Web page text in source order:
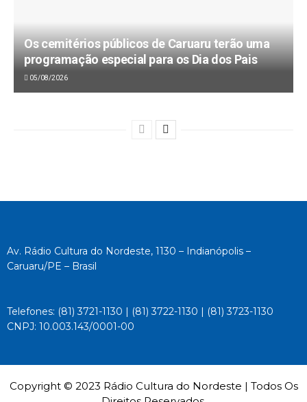
Os cemitérios públicos de Caruaru terão uma
programação especial para os Dia dos Pais
05/08/2026
Av. Rádio Cultura do Nordeste, 1130 – Indianópolis –
Caruaru/PE – Brasil
Telefones: (81) 3721-1130 | (81) 3722-1130 | (81) 3723-1130
CNPJ: 10.003.143/0001-00
Copyright © 2023 Rádio Cultura do Nordeste | Todos Os